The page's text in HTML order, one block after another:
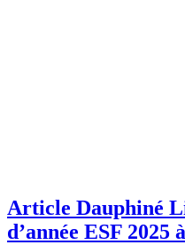
Article Dauphiné
d’année ESF 2025